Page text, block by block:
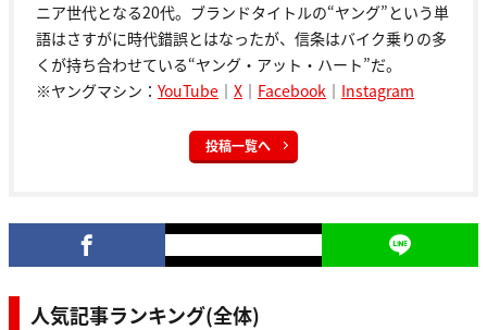
ニア世代となる20代。ブランドタイトルの“ヤング”という単
語はさすがに時代錯誤とはなったが、信条はバイク乗りの多
くが持ち合わせている“ヤング・アット・ハート”だ。
※ヤングマシン： YouTube ｜ X ｜ Facebook ｜ Instagram
投稿一覧へ
人気記事ランキング(全体)